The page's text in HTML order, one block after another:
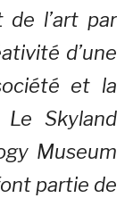
de l’art par
d’une
et la
Skyland
Museum
partie de